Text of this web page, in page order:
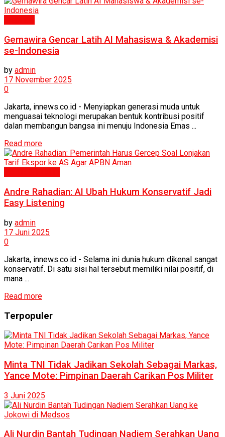
Gemawira Gencar Latih AI Mahasiswa & Akademisi
se-Indonesia
by admin
17 November 2025
0
Jakarta, innews.co.id - Menyiapkan generasi muda untuk
menguasai teknologi merupakan bentuk kontribusi positif
dalan membangun bangsa ini menuju Indonesia Emas ...
Read more
Andre Rahadian: AI Ubah Hukum Konservatif Jadi
Easy Listening
by admin
17 Juni 2025
0
Jakarta, innews.co.id - Selama ini dunia hukum dikenal sangat
konservatif. Di satu sisi hal tersebut memiliki nilai positif, di
mana ...
Read more
Terpopuler
Minta TNI Tidak Jadikan Sekolah Sebagai Markas,
Yance Mote: Pimpinan Daerah Carikan Pos Militer
3 Juni 2025
Ali Nurdin Bantah Tudingan Nadiem Serahkan Uang